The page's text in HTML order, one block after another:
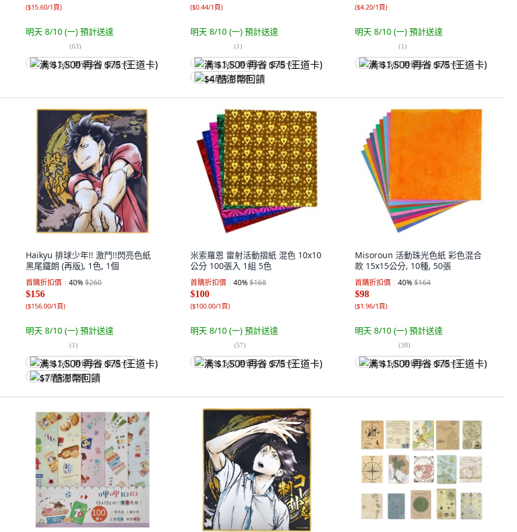
($15.60/1頁)
明天 8/10 (一) 預計送達
(63)
满 $1,500 再省 $75 (王道卡)
($0.44/1頁)
明天 8/10 (一) 預計送達
(1)
满 $1,500 再省 $75 (王道卡)
$4 酷澎幣回饋
($4.20/1頁)
明天 8/10 (一) 預計送達
(1)
满 $1,500 再省 $75 (王道卡)
Haikyu 排球少年!! 激鬥!!閃亮色紙
黑尾鐵朗 (再版), 1色, 1個
首購折扣價 40%$260
$156
($156.00/1頁)
明天 8/10 (一) 預計送達
(1)
满 $1,500 再省 $75 (王道卡)
$7 酷澎幣回饋
米索羅恩 雷射活動摺紙 混色 10x10
公分 100張入 1組 5色
首購折扣價 40%$168
$100
($100.00/1頁)
明天 8/10 (一) 預計送達
(57)
满 $1,500 再省 $75 (王道卡)
Misoroun 活動珠光色紙 彩色混合
款 15x15公分, 10種, 50張
首購折扣價 40%$164
$98
($1.96/1頁)
明天 8/10 (一) 預計送達
(38)
满 $1,500 再省 $75 (王道卡)